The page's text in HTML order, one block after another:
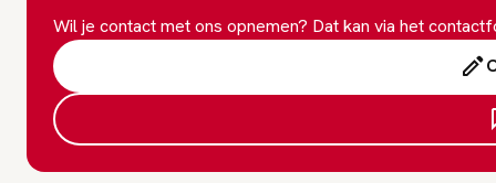
Wil je contact met ons opnemen? Dat kan via het